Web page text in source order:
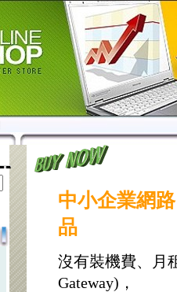
中小企業網
品
沒有裝機費、月
Gateway)，